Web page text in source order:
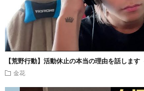
【荒野行動】活動休止の本当の理由を話します
金花